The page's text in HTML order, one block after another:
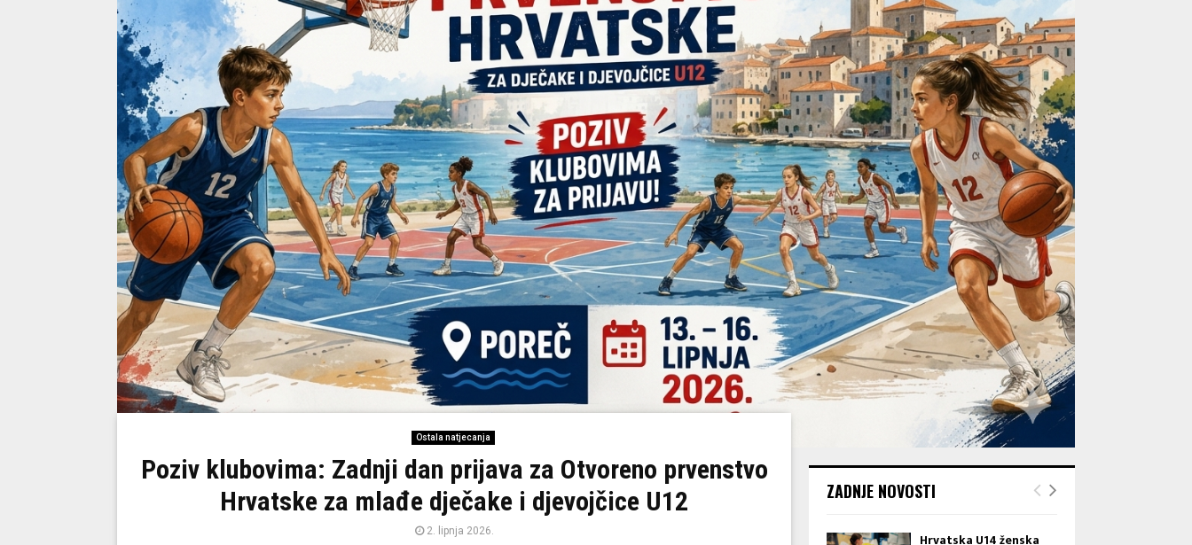
Ostala natjecanja
Poziv klubovima: Zadnji dan prijava za Otvoreno prvenstvo
Hrvatske za mlađe dječake i djevojčice U12
2. lipnja 2026.
ZADNJE NOVOSTI
Hrvatska U14 ženska